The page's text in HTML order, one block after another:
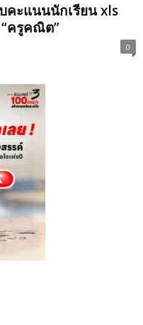
คะแนนนักเรียน xls
ครูคณิต”
0